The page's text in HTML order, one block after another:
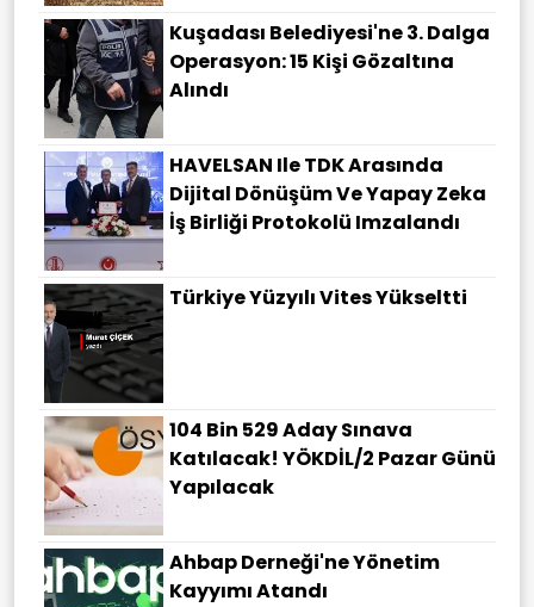
Kuşadası Belediyesi'ne 3. Dalga
Operasyon: 15 Kişi Gözaltına
Alındı
HAVELSAN Ile TDK Arasında
Dijital Dönüşüm Ve Yapay Zeka
İş Birliği Protokolü Imzalandı
Türkiye Yüzyılı Vites Yükseltti
104 Bin 529 Aday Sınava
Katılacak! YÖKDİL/2 Pazar Günü
Yapılacak
Ahbap Derneği'ne Yönetim
Kayyımı Atandı